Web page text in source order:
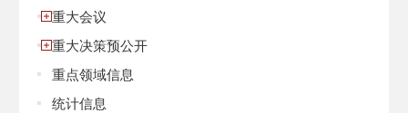
重大会议
重大决策预公开
重点领域信息
统计信息